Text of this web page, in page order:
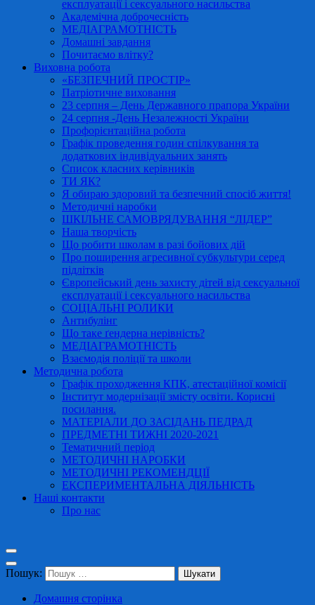
експлуатації і сексуального насильства
Академічна доброчесність
МЕДІАГРАМОТНІСТЬ
Домашні завдання
Почитаємо влітку?
Виховна робота
«БЕЗПЕЧНИЙ ПРОСТІР»
Патріотичне виховання
23 серпня – День Державного прапора України
24 серпня -День Незалежності України
Профорієнтаційна робота
Графік проведення годин спілкування та
додаткових індивідуальних занять
Список класних керівників
ТИ ЯК?
Я обираю здоровий та безпечний спосіб життя!
Методичні наробки
ШКІЛЬНЕ САМОВРЯДУВАННЯ “ЛІДЕР”
Наша творчість
Що робити школам в разі бойових дій
Про поширення агресивної субкультури серед
підлітків
Європейський день захисту дітей від сексуальної
експлуатації і сексуального насильства
СОЦІАЛЬНІ РОЛИКИ
Антибулінг
Що таке ґендерна нерівність?
МЕДІАГРАМОТНІСТЬ
Взаємодія поліції та школи
Методична робота
Графік проходження КПК, атестаційної комісії
Інститут модернізації змісту освіти. Корисні
посилання.
МАТЕРІАЛИ ДО ЗАСІДАНЬ ПЕДРАД
ПРЕДМЕТНІ ТИЖНІ 2020-2021
Тематичний період
МЕТОДИЧНІ НАРОБКИ
МЕТОДИЧНІ РЕКОМЕНДЦІЇ
ЕКСПЕРИМЕНТАЛЬНА ДІЯЛЬНІСТЬ
Наші контакти
Про нас
Пошук:
Домашня сторінка